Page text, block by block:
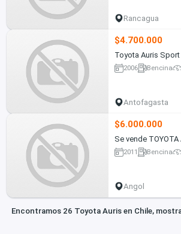
Rancagua
$4.700.000
Toyota Auris Sport
2006 Bencina
Antofagasta
$6.000.000
Se vende TOYOTA
2011 Bencina
Angol
Encontramos 26 Toyota Auris en Chile,